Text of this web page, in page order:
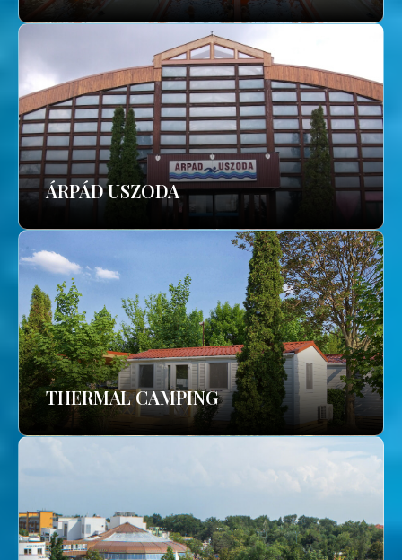
ÁRPÁD USZODA
THERMAL CAMPING